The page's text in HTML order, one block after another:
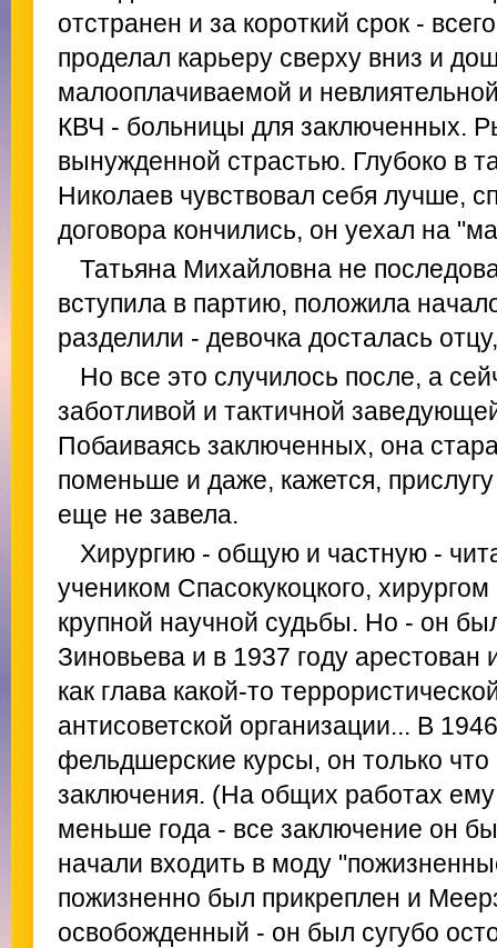
отстранен и за короткий срок -
проделал карьеру сверху вниз и
малооплачиваемой и
КВЧ - больницы для заключенных.
вынужденной страстью. Глубоко в
Николаев чувствовал себя лучше,
договора кончились, он уехал на
Татьяна Михайловна не
вступила в партию, положила
разделили - девочка досталась
Но все это случилось после, а
заботливой и тактичной
Побаиваясь заключенных, она
поменьше и даже, кажется,
еще не завела.
Хирургию - общую и частную -
учеником Спасокукоцкого,
крупной научной судьбы. Но - он
Зиновьева и в 1937 году арестован
как глава какой-то
антисоветской организации... В
фельдшерские курсы, он только что
заключения. (На общих работах
меньше года - все заключение он
начали входить в моду
пожизненно был прикреплен и
освобожденный - он был сугубо